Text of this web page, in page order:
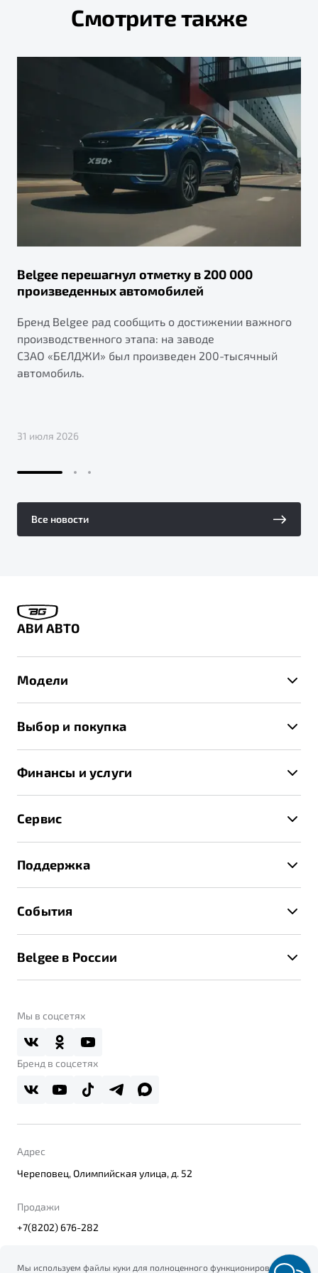
Смотрите также
Belgee перешагнул отметку в 200 000
произведенных автомобилей
Бренд Belgee рад сообщить о достижении важного
производственного этапа: на заводе
СЗАО «БЕЛДЖИ» был произведен 200-тысячный
автомобиль.
31 июля 2026
Все новости
АВИ АВТО
Модели
X70
Выбор и покупка
Спецпредложения и Акции
Записаться на тест-драйв
Получить предложение
Финансы и услуги
Трейд-ин
Страхование
Расчет КАСКО
Сервис
Руководство по эксплуатации
Техническое обслуживание
Калькулятор ТО
Поддержка
Помощь на дорогах
Belgee Линк
Belgee Плюс
Реферальная программа
События
Контакты
Belgee в России
О дилерском центре
Правовая информация
Мы в соцсетях
Бренд в соцсетях
Адрес
Череповец, Олимпийская улица, д. 52
Продажи
+7(8202) 676-282
Мы используем файлы куки для полноценного функционирования